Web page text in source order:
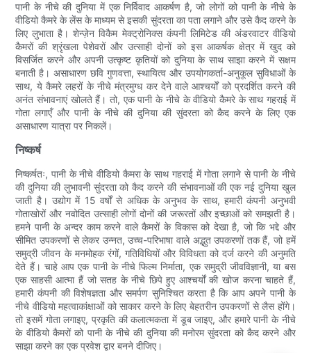
पानी के नीचे की दुनिया में एक निर्विवाद आकर्षण है, जो लोगों को पानी के नीचे के
वीडियो कैमरे के लेंस के माध्यम से इसकी सुंदरता का पता लगाने और उसे कैद करने के
लिए लुभाता है। शेन्ज़ेन विकैम मेक्ट्रोनिक्स कंपनी लिमिटेड की अंडरवाटर वीडियो
कैमरों की श्रृंखला पेशेवरों और उत्साही दोनों को इस आकर्षक क्षेत्र में खुद को
विसर्जित करने और अपनी उत्कृष्ट कृतियों को दुनिया के साथ साझा करने में सक्षम
बनाती है। असाधारण छवि गुणवत्ता, स्थायित्व और उपयोगकर्ता-अनुकूल सुविधाओं के
साथ, ये कैमरे लहरों के नीचे मंत्रमुग्ध कर देने वाले आश्चर्यों को प्रदर्शित करने की
अनंत संभावनाएं खोलते हैं। तो, एक पानी के नीचे के वीडियो कैमरे के साथ गहराई में
गोता लगाएँ और पानी के नीचे की दुनिया की सुंदरता को कैद करने के लिए एक
असाधारण यात्रा पर निकलें।
निष्कर्ष
निष्कर्षतः, पानी के नीचे वीडियो कैमरा के साथ गहराई में गोता लगाने से पानी के नीचे
की दुनिया की लुभावनी सुंदरता को कैद करने की संभावनाओं की एक नई दुनिया खुल
जाती है। उद्योग में 15 वर्षों से अधिक के अनुभव के साथ, हमारी कंपनी अनुभवी
गोताखोरों और नवोदित उत्साही लोगों दोनों की जरूरतों और इच्छाओं को समझती है।
हमने पानी के अन्दर काम करने वाले कैमरों के विकास को देखा है, जो कि भद्दे और
सीमित उपकरणों से लेकर उन्नत, उच्च-परिभाषा वाले अद्भुत उपकरणों तक हैं, जो हमें
समुद्री जीवन के मनमोहक रंगों, गतिविधियों और विविधता को दर्ज करने की अनुमति
देते हैं। चाहे आप एक पानी के नीचे फिल्म निर्माता, एक समुद्री जीवविज्ञानी, या बस
एक साहसी आत्मा हैं जो सतह के नीचे छिपे हुए आश्चर्यों की खोज करना चाहते हैं,
हमारी कंपनी की विशेषज्ञता और समर्पण सुनिश्चित करता है कि आप अपने पानी के
नीचे वीडियो महत्वाकांक्षाओं को साकार करने के लिए बेहतरीन उपकरणों से लैस होंगे।
तो इसमें गोता लगाइए, प्रकृति की कलात्मकता में डूब जाइए, और हमारे पानी के नीचे
के वीडियो कैमरों को पानी के नीचे की दुनिया की मनोरम सुंदरता को कैद करने और
साझा करने का एक प्रवेश द्वार बनने दीजिए।